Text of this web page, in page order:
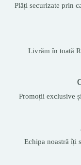
Plăți securizate prin
Livrăm în toată
Promoții exclusive
Echipa noastră îți